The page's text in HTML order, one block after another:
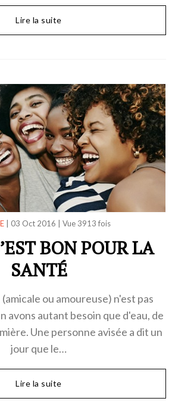
Lire la suite
| 03 Oct 2016 Vue 3913 fois
BON POUR LA
SANTÉ
ou amoureuse) n'est pas
avons autant besoin que d'eau, de
Une personne avisée a dit un
jour que le…
Lire la suite